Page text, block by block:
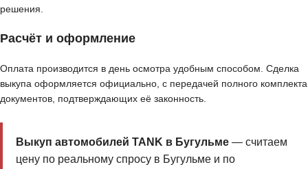
решения.
Расчёт и оформление
Оплата производится в день осмотра удобным способом. Сделка
выкупа оформляется официально, с передачей полного комплекта
документов, подтверждающих её законность.
Выкуп автомобилей TANK в Бугульме— считаем
цену по реальному спросу в Бугульме и по